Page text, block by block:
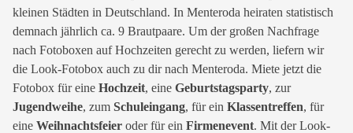
kleinen Städten in Deutschland. In Menteroda heiraten statistisch
demnach jährlich ca. 9 Brautpaare. Um der großen Nachfrage
nach Fotoboxen auf Hochzeiten gerecht zu werden, liefern wir
die Look-Fotobox auch zu dir nach Menteroda. Miete jetzt die
Fotobox für eine Hochzeit, eine Geburtstagsparty, zur
Jugendweihe, zum Schuleingang, für ein Klassentreffen, für
eine Weihnachtsfeier oder für ein Firmenevent. Mit der Look-